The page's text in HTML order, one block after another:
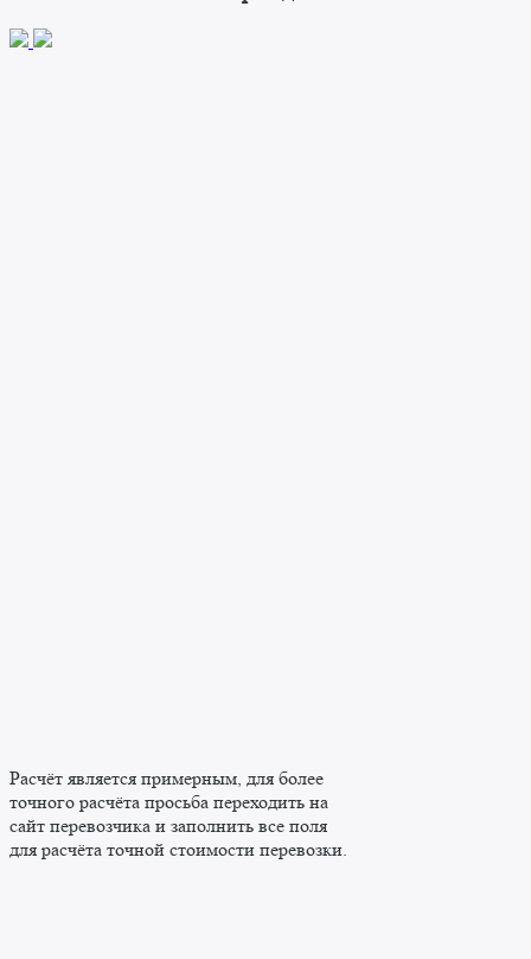
Расчёт является примерным, для более
точного расчёта просьба переходить на
сайт перевозчика и заполнить все поля
для расчёта точной стоимости перевозки.